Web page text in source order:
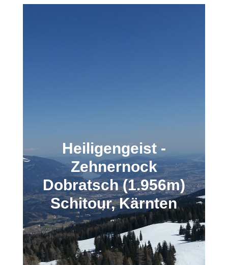
Heiligengeist -
Zehnernock
Dobratsch (1.956m)
Schitour, Kärnten